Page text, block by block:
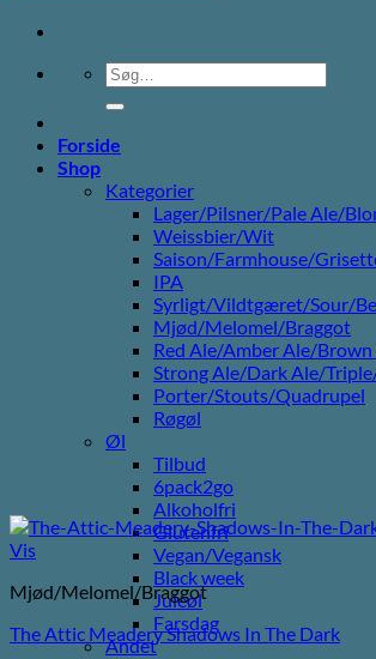
Søg
efter:
Forside
Shop
Kategorier
Lager/Pilsner/Pale Ale/
Weissbier/Wit
Saison/Farmhouse/
IPA
Syrligt/Vildtgæret/Sour/
Mjød/Melomel/Braggot
Red Ale/Amber Ale/
Strong Ale/Dark Ale/
Porter/Stouts/Quadrupel
Røgøl
Øl
Tilbud
6pack2go
Alkoholfri
Glutenfri
Vegan/Vegansk
Black week
Juleøl
Farsdag
Andet
Vis
Mjød/Melomel/Braggot
The Attic Meadery Shadows In The Dark